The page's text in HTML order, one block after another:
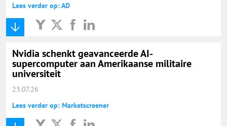
Lees verder op: AD
Nvidia schenkt geavanceerde AI-
supercomputer aan Amerikaanse militaire
universiteit
23.07.26
Lees verder op: Marketscreener